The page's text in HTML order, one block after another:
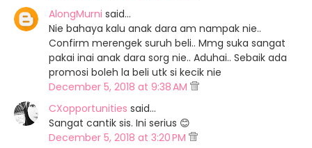
AlongMurni said…
Nie bahaya kalu anak dara am nampak nie..
Confirm merengek suruh beli.. Mmg suka sangat
pakai inai anak dara sorg nie.. Aduhai.. Sebaik ada
promosi boleh la beli utk si kecik nie
December 5, 2018 at 9:38 AM
CXopportunities said…
Sangat cantik sis. Ini serius 😊
December 5, 2018 at 3:20 PM